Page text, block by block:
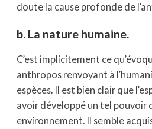
doute la cause profonde de
b. La nature humaine.
C’est implicitement ce
anthropos renvoyant à
espèces. Il est bien clair que
avoir développé un tel pouvoir
environnement. Il semble